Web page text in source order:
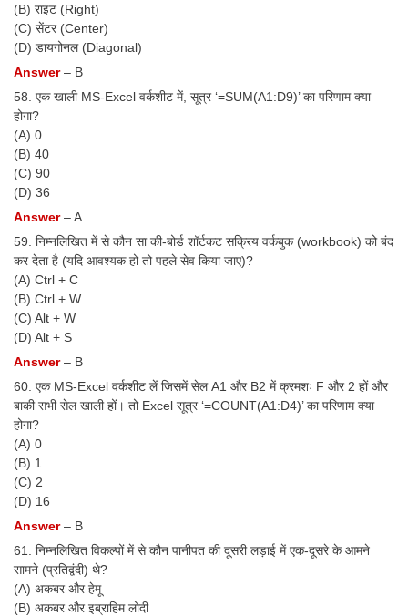
(B) राइट (Right)
(C) सेंटर (Center)
(D) डायगोनल (Diagonal)
Answer– B
58. एक खाली MS-Excel वर्कशीट में, सूत्र ‘=SUM(A1:D9)’ का परिणाम क्या
होगा?
(A) 0
(B) 40
(C) 90
(D) 36
Answer– A
59. निम्नलिखित में से कौन सा की-बोर्ड शॉर्टकट सक्रिय वर्कबुक (workbook) को बंद
कर देता है (यदि आवश्यक हो तो पहले सेव किया जाए)?
(A) Ctrl + C
(B) Ctrl + W
(C) Alt + W
(D) Alt + S
Answer– B
60. एक MS-Excel वर्कशीट लें जिसमें सेल A1 और B2 में क्रमशः F और 2 हों और
बाकी सभी सेल खाली हों। तो Excel सूत्र ‘=COUNT(A1:D4)’ का परिणाम क्या
होगा?
(A) 0
(B) 1
(C) 2
(D) 16
Answer– B
61. निम्नलिखित विकल्पों में से कौन पानीपत की दूसरी लड़ाई में एक-दूसरे के आमने
सामने (प्रतिद्वंदी) थे?
(A) अकबर और हेमू
(B) अकबर और इब्राहिम लोदी